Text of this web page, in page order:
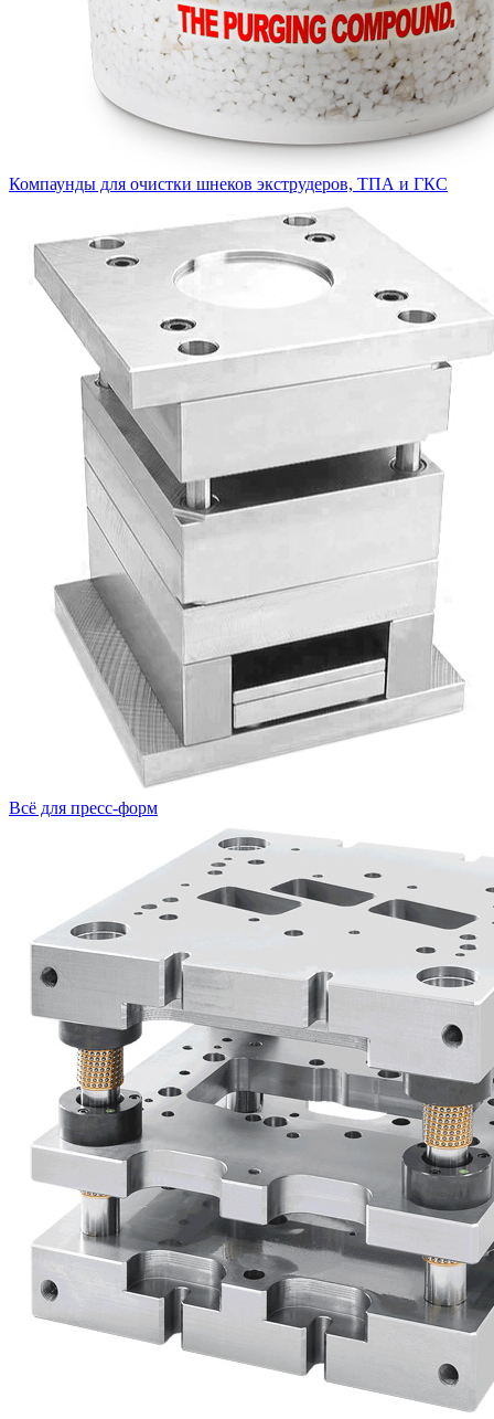
Компаунды для очистки шнеков экструдеров, ТПА и ГКС
Всё для пресс-форм